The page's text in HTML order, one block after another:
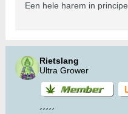
Een hele harem in principe.
Rietslang
Ultra Grower